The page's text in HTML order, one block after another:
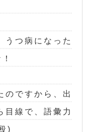
うつ病になった
のですから、出
線で、語彙力
)